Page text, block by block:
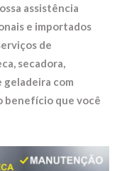
assistência
e importados
de
secadora,
geladeira com
benefício que você